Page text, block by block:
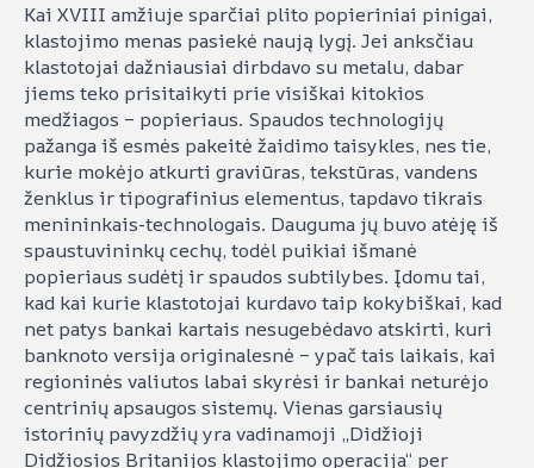
Kai XVIII amžiuje sparčiai plito popieriniai pinigai,
klastojimo menas pasiekė naują lygį. Jei anksčiau
klastotojai dažniausiai dirbdavo su metalu, dabar
jiems teko prisitaikyti prie visiškai kitokios
medžiagos – popieriaus. Spaudos technologijų
pažanga iš esmės pakeitė žaidimo taisykles, nes tie,
kurie mokėjo atkurti graviūras, tekstūras, vandens
ženklus ir tipografinius elementus, tapdavo tikrais
menininkais-technologais. Dauguma jų buvo atėję iš
spaustuvininkų cechų, todėl puikiai išmanė
popieriaus sudėtį ir spaudos subtilybes. Įdomu tai,
kad kai kurie klastotojai kurdavo taip kokybiškai, kad
net patys bankai kartais nesugebėdavo atskirti, kuri
banknoto versija originalesnė – ypač tais laikais, kai
regioninės valiutos labai skyrėsi ir bankai neturėjo
centrinių apsaugos sistemų. Vienas garsiausių
istorinių pavyzdžių yra vadinamoji „Didžioji
Didžiosios Britanijos klastojimo operacija“ per